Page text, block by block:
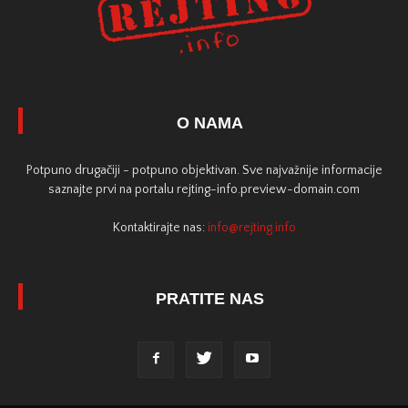
O NAMA
Potpuno drugačiji - potpuno objektivan. Sve najvažnije informacije
saznajte prvi na portalu rejting-info.preview-domain.com
Kontaktirajte nas: info@rejting.info
PRATITE NAS